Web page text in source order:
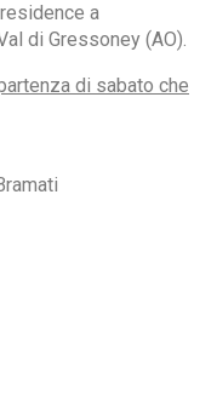
a
di Gressoney (AO).
di sabato che